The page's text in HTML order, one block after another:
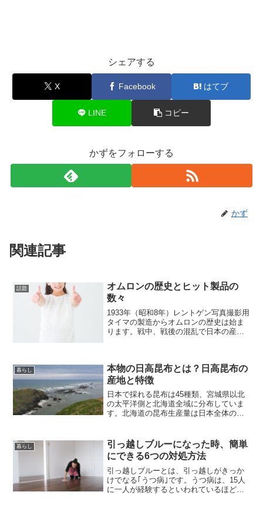
シェアする
X Facebook はてブ
LINE コピー
かずをフォローする
かず
関連記事
話題
オムロンの歴史とヒット製品の
数々
1933年（昭和8年）レントゲン写真撮影用
タイマの製造からオムロンの歴史は始ま
ります。戦中、戦後の混乱で日本の産業
す。血圧計や体温計など...
暮らし
本物の日高昆布とは？日高昆布の
産地と特徴
日本で採れる昆布は45種類、宮城県以北
の太平洋側と北海道全域に分布していま
す。北海道の昆布生産量は日本全体の約
昆布、長昆布、厚葉昆布、羅臼昆布など
約13種類、それぞれ...
暮らし
引っ越しブルーになった時、簡単
にできる6つの対処方法
引っ越しブルーとは、引っ越しがきっか
けでなる｢うつ病｣です。うつ病は、15人
に一人が経験するといわれているほど、